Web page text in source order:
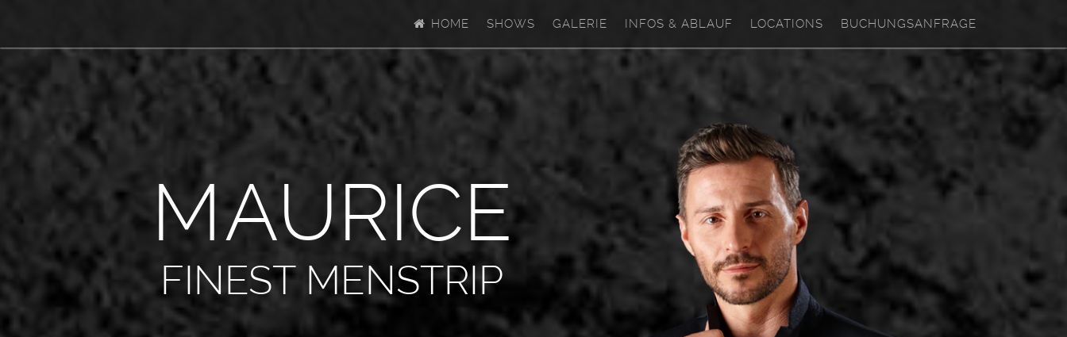
HOME SHOWS GALERIE INFOS & ABLAUF LOCATIONS BUCHUNGSANFRAGE
MAURICE
FINEST MENSTRIP